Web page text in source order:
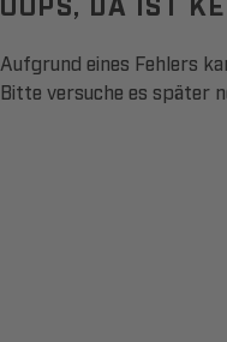
Aufgrund eines Fehlers
Bitte versuche es später